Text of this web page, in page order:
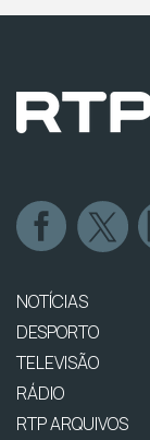
NOTÍCIAS
DESPORTO
TELEVISÃO
RÁDIO
RTP ARQUIVOS